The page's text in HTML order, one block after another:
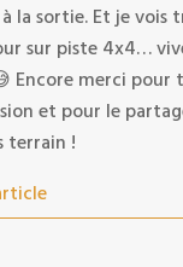
la sortie. Et je vois
sur piste 4x4…
Encore merci pour
et pour le
terrain !